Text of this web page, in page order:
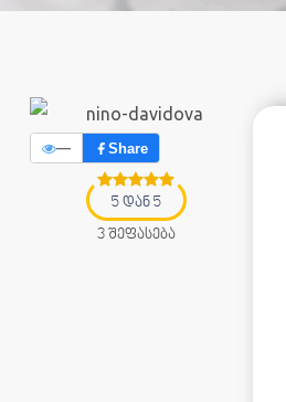
— Share
5 დან 5
3 შეფასება